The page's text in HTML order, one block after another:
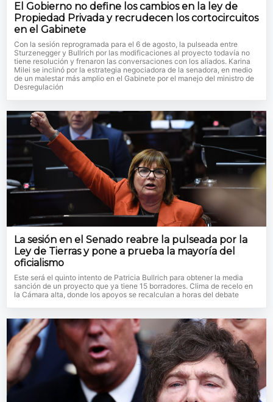
El Gobierno no define los cambios en la ley de
Propiedad Privada y recrudecen los cortocircuitos
en el Gabinete
Con la sesión reprogramada para el 6 de agosto, la pulseada entre
Sturzenegger y Bullrich por las modificaciones al proyecto todavía no
tiene resolución y frenaron las conversaciones con los aliados. Karina
Milei se inclinó por la estrategia negociadora de la senadora, en medio
de un malestar más amplio en el Gabinete por el manejo del ministro de
Desregulación
La sesión en el Senado reabre la pulseada por la
Ley de Tierras y pone a prueba la mayoría del
oficialismo
Este será el quinto intento de Patricia Bullrich para obtener la media
sanción de un proyecto que ya tiene 15 borradores. Clima de recelo en
la Cámara alta, donde los apoyos se recalculan a horas del debate